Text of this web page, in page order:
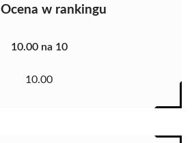
Ocena w rankingu
10.00 na 10
10.00